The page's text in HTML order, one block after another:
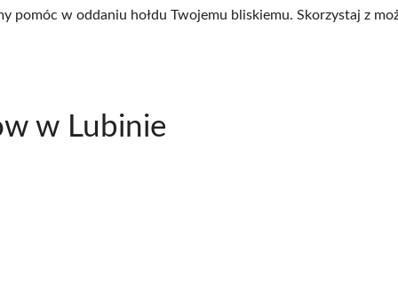
pomóc w oddaniu hołdu Twojemu bliskiemu. Skorzystaj z
w Lubinie